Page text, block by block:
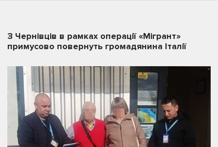
З Чернівців в рамках операції «Мігрант»
примусово повернуть громадянина Італії